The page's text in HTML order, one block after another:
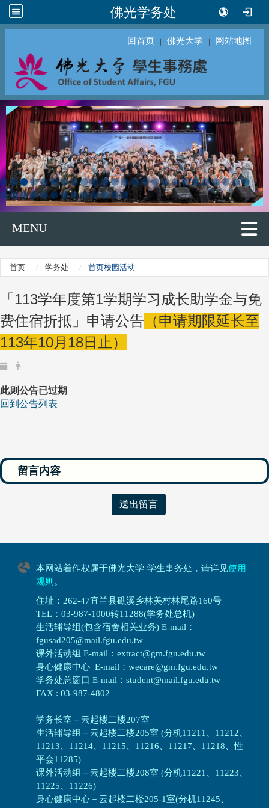
佛光学务处
回首页 ｜ 佛光大学 ｜ 网站地图
MENU
首页 学务处 首页校园活动
「113学年度第1学期学习成长助学金与免
费住宿折抵」申请公告 （申请期限延长至
113年10月18日止）
此则公告已过期
回到公告列表
送出留言
本网站着作权属于佛光大学-学生事务处，请详见使用
规则 。
住址：262-47宜兰县礁溪乡林美村林尾路160号
TEL：03-987-1000转11288(学务处总机)
生活辅导组(包含宿舍相关业务) E-mail：
fgusad205@mail.fgu.edu.tw
课外活动组 E-mail：extract@gm.fgu.edu.tw
身心健康中心 E-mail：wecare@gm.fgu.edu.tw
学务处总窗口 E-mail：student@mail.fgu.edu.tw
FAX : 03-987-4802
学务长室－云起楼二楼207室
生活辅导组 － 云起楼二楼205室 (分机11211、11212、
11213、11214、11215、11216、11217、11218、性
平会11285)
课外活动组 － 云起楼二楼208室 (分机11221、11223、
11225、11226)
身心健康中心 － 云起楼二楼205-1室(分机11245、